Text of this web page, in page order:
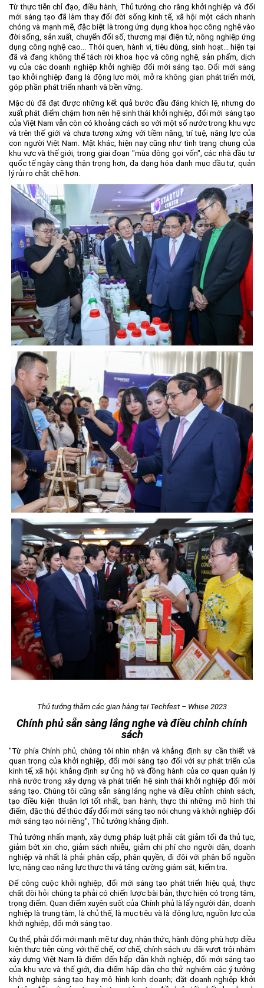
Từ thực tiễn chỉ đạo, điều hành, Thủ tướng cho rằng khởi nghiệp và đổi
mới sáng tạo đã làm thay đổi đời sống kinh tế, xã hội một cách nhanh
chóng và mạnh mẽ, đặc biệt là trong ứng dụng khoa học công nghệ vào
đời sống, sản xuất, chuyển đổi số, thương mại điện tử, nông nghiệp ứng
dụng công nghệ cao... Thói quen, hành vi, tiêu dùng, sinh hoạt... hiện tại
đã và đang không thể tách rời khoa học và công nghệ, sản phẩm, dịch
vụ của các doanh nghiệp khởi nghiệp đổi mới sáng tạo. Đổi mới sáng
tạo khởi nghiệp đang là động lực mới, mở ra không gian phát triển mới,
góp phần phát triển nhanh và bền vững.
Mặc dù đã đạt được những kết quả bước đầu đáng khích lệ, nhưng do
xuất phát điểm chậm hơn nên hệ sinh thái khởi nghiệp, đổi mới sáng tạo
của Việt Nam vẫn còn có khoảng cách so với một số nước trong khu vực
và trên thế giới và chưa tương xứng với tiềm năng, trí tuệ, năng lực của
con người Việt Nam. Mặt khác, hiện nay cũng như tình trạng chung của
khu vực và thế giới, trong giai đoạn "mùa đông gọi vốn", các nhà đầu tư
quốc tế ngày càng thận trọng hơn, đa dạng hóa danh mục đầu tư, quản
lý rủi ro chặt chẽ hơn.
Thủ tướng thăm các gian hàng tại Techfest – Whise 2023
Chính phủ sẵn sàng lắng nghe và điều chỉnh chính
sách
"Từ phía Chính phủ, chúng tôi nhìn nhận và khẳng định sự cần thiết và
quan trọng của khởi nghiệp, đổi mới sáng tạo đối với sự phát triển của
kinh tế, xã hội; khẳng định sự ủng hộ và đồng hành của cơ quan quản lý
nhà nước trong xây dựng và phát triển hệ sinh thái khởi nghiệp đổi mới
sáng tạo. Chúng tôi cũng sẵn sàng lắng nghe và điều chỉnh chính sách,
tạo điều kiện thuận lợi tốt nhất, ban hành, thực thi những mô hình thí
điểm, đặc thù để thúc đẩy đổi mới sáng tạo nói chung và khởi nghiệp đổi
mới sáng tạo nói riêng", Thủ tướng khẳng định.
Thủ tướng nhấn mạnh, xây dựng pháp luật phải cắt giảm tối đa thủ tục,
giảm bớt xin cho, giảm sách nhiễu, giảm chi phí cho người dân, doanh
nghiệp và nhất là phải phân cấp, phân quyền, đi đôi với phân bổ nguồn
lực, nâng cao năng lực thực thi và tăng cường giám sát, kiểm tra.
Để công cuộc khởi nghiệp, đổi mới sáng tạo phát triển hiệu quả, thực
chất đòi hỏi chúng ta phải có chiến lược bài bản, thực hiện có trọng tâm,
trọng điểm. Quan điểm xuyên suốt của Chính phủ là lấy người dân, doanh
nghiệp là trung tâm, là chủ thể, là mục tiêu và là động lực, nguồn lực của
khởi nghiệp, đổi mới sáng tạo.
Cụ thể, phải đổi mới mạnh mẽ tư duy, nhận thức, hành động phù hợp điều
kiện thực tiễn cùng với thể chế, cơ chế, chính sách ưu đãi vượt trội nhằm
xây dựng Việt Nam là điểm đến hấp dẫn khởi nghiệp, đổi mới sáng tạo
của khu vực và thế giới, địa điểm hấp dẫn cho thử nghiệm các ý tưởng
khởi nghiệp sáng tạo hay mô hình kinh doanh; đặt doanh nghiệp khởi